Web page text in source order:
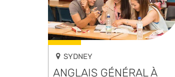
SYDNEY
ANGLAIS GÉNÉRAL À